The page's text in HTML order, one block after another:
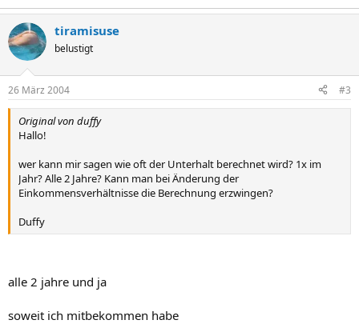
tiramisuse
belustigt
26 März 2004 #3
Original von duffy
Hallo!
wer kann mir sagen wie oft der Unterhalt berechnet wird? 1x im
Jahr? Alle 2 Jahre? Kann man bei Änderung der
Einkommensverhältnisse die Berechnung erzwingen?
Duffy
alle 2 jahre und ja
soweit ich mitbekommen habe